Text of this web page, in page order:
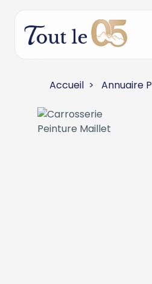
Accueil Annuaire